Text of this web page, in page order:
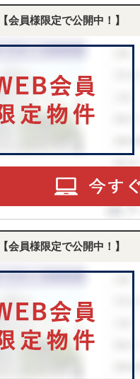
【会員様限定で公開中！】
【会員様限定で公開中！】